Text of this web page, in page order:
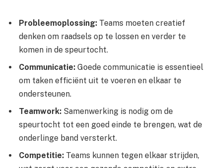
Probleemoplossing: Teams moeten creatief
denken om raadsels op te lossen en verder te
komen in de speurtocht.
Communicatie: Goede communicatie is essentieel
om taken efficiënt uit te voeren en elkaar te
ondersteunen.
Teamwork: Samenwerking is nodig om de
speurtocht tot een goed einde te brengen, wat de
onderlinge band versterkt.
Competitie: Teams kunnen tegen elkaar strijden,